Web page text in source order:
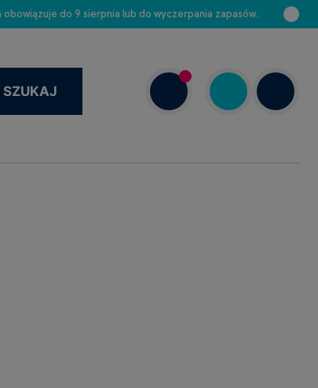
do 9 sierpnia lub do wyczerpania zapasów.
SZUKAJ